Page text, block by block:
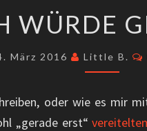
WÜRDE
WÜRDE
März 2016 Little B.
oder wie es mir
„gerade erst“